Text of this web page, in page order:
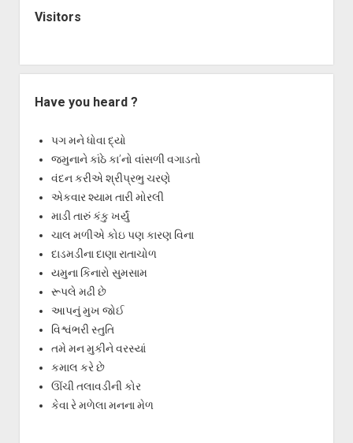
Visitors
Have you heard ?
પગ મને ધોવા દ્યો
જમુનાને કાંઠે કા’નો વાંસળી વગાડતો
વંદન કરીએ શ્રીપ્રભુ ચરણે
એકવાર શ્યામ તારી મોરલી
માડી તારું કંકુ ખર્યું
ચાલ મળીએ કોઇ પણ કારણ વિના
દાડમડીના દાણા રાતાચોળ
યમુના કિનારો સુમસામ
રૂપલે મઢી છે
આપનું મુખ જોઈ
વિશ્વંભરી સ્તુતિ
તમે મન મુકીને વરસ્યાં
કમાલ કરે છે
ઊંચી તલાવડીની કોર
કેવા રે મળેલા મનના મેળ